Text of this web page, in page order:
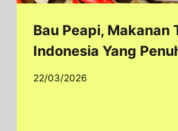
Bau Peapi, Makanan
Indonesia Yang
22/03/2026